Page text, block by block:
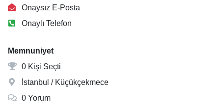
Onaysız E-Posta
Onaylı Telefon
Memnuniyet
0 Kişi Seçti
İstanbul / Küçükçekmece
0 Yorum